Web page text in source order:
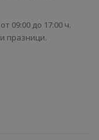
09:00 до 17:00 ч.
празници.